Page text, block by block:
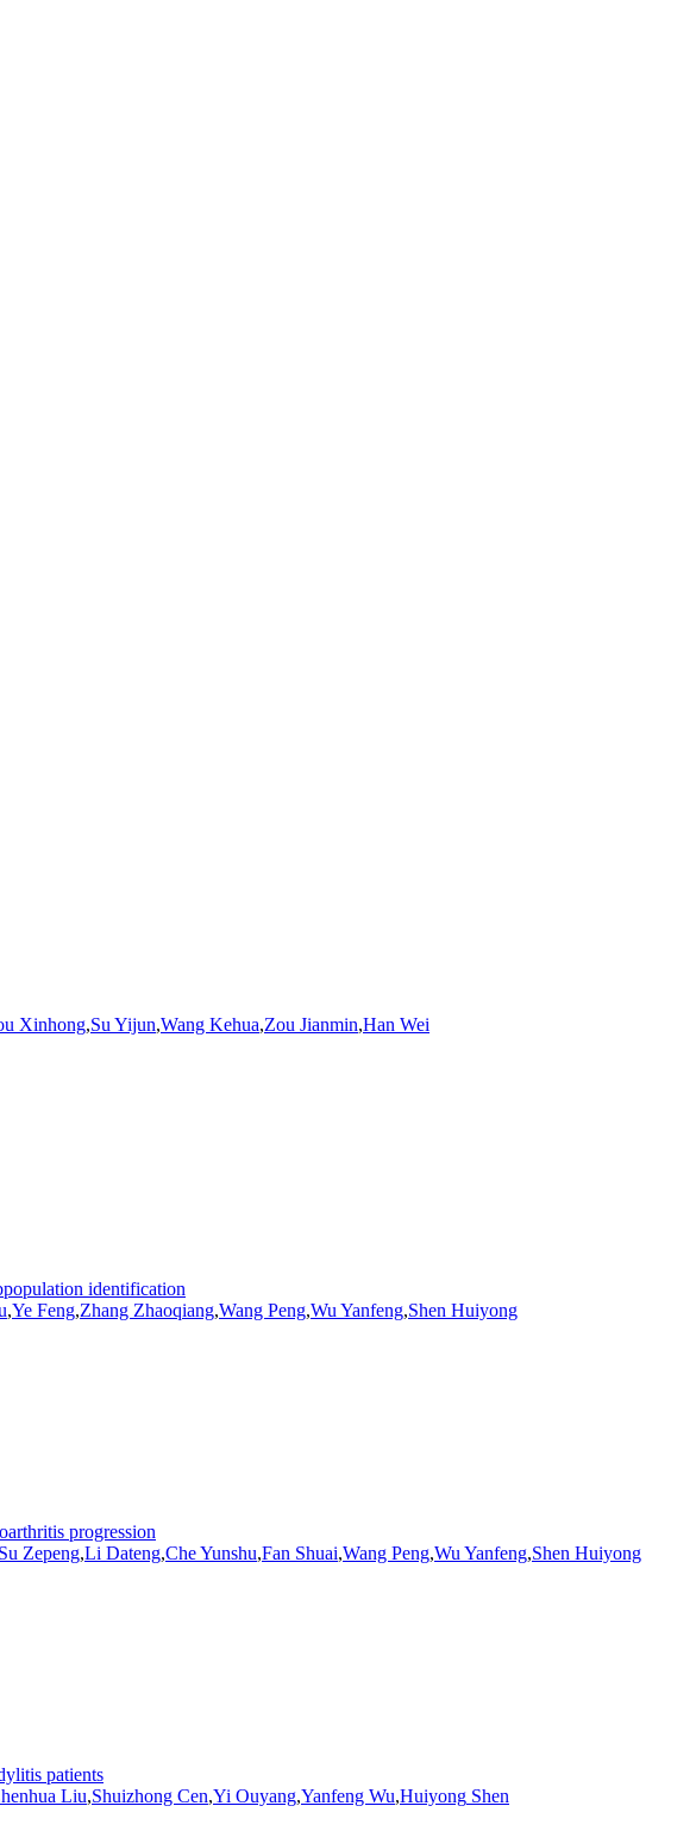
Xinhong,Su Yijun,Wang Kehua,Zou Jianmin,Han Wei
identification
,Ye Feng,Zhang Zhaoqiang,Wang Peng,Wu Yanfeng,Shen Huiyong
progression
Su Zepeng,Li Dateng,Che Yunshu,Fan Shuai,Wang Peng,Wu Yanfeng,Shen Huiyong
patients
Liu,Shuizhong Cen,Yi Ouyang,Yanfeng Wu,Huiyong Shen